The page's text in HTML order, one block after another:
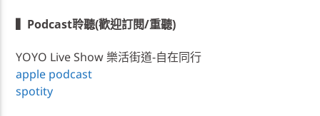
▍Podcast聆聽(歡迎訂閱/重聽)
YOYO Live Show 樂活街道-自在同行
apple podcast
spotity